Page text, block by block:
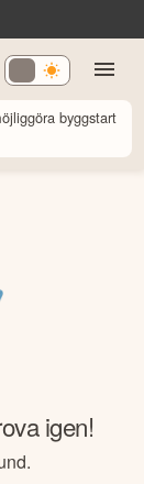
byggstart
igen!